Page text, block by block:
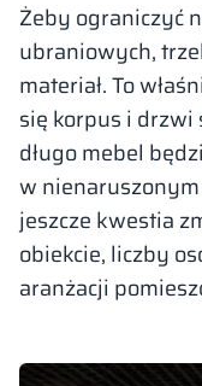
Żeby ograniczyć
ubraniowych,
materiał. To
się korpus i
długo mebel
w
jeszcze kwestia
obiekcie, liczby
aranżacji